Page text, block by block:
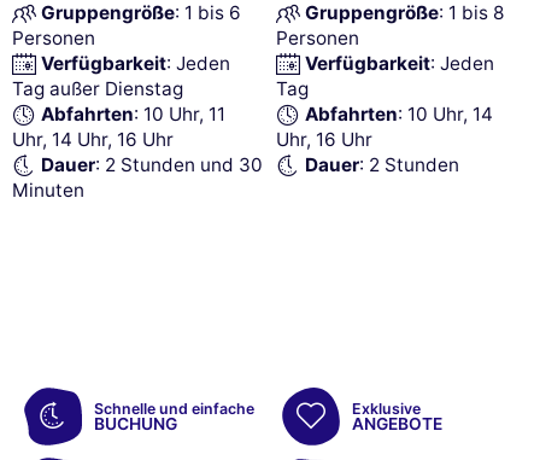
Gruppengröße: 1 bis 6
Personen
Verfügbarkeit: Jeden
Tag außer Dienstag
Abfahrten: 10 Uhr, 11
Uhr, 14 Uhr, 16 Uhr
Dauer: 2 Stunden und 30
Minuten
Gruppengröße: 1 bis 8
Personen
Verfügbarkeit: Jeden
Tag
Abfahrten: 10 Uhr, 14
Uhr, 16 Uhr
Dauer: 2 Stunden
Schnelle und einfache
BUCHUNG
Exklusive
ANGEBOTE